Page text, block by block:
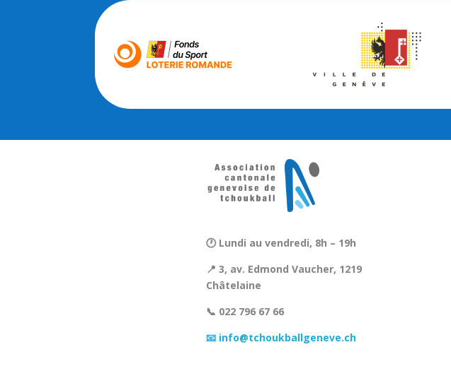
🕐 Lundi au vendredi, 8h – 19h
📍 3, av. Edmond Vaucher, 1219
Châtelaine
📞 022 796 67 66
📧 info@tchoukballgeneve.ch